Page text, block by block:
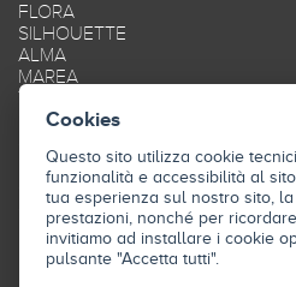
FLORA
SILHOUETTE
ALMA
MAREA
TRAME
OBLIQUE
FRAME
STYLE
SKY
INDUSTRY
Cookies
Questo sito utilizza cookie
funzionalità e accessibilità al
tua esperienza sul nostro sito,
prestazioni, nonché per
invitiamo ad installare i cookie
pulsante "Accetta tutti".